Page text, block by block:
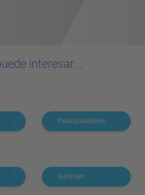
interesar...
Posicionadores
Gantries